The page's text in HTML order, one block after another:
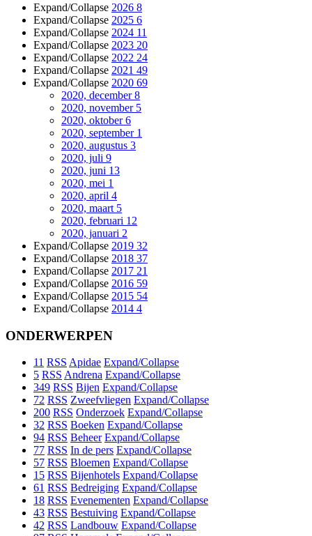
Expand/Collapse 2026 8
Expand/Collapse 2025 6
Expand/Collapse 2024 11
Expand/Collapse 2023 20
Expand/Collapse 2022 24
Expand/Collapse 2021 49
Expand/Collapse 2020 69
2020, december8
2020, november 5
2020, oktober6
2020, september 1
2020, augustus 3
2020, juli 9
2020, juni 13
2020, mei 1
2020, april 4
2020, maart 5
2020, februari 12
2020, januari 2
Expand/Collapse 2019 32
Expand/Collapse 2018 37
Expand/Collapse 2017 21
Expand/Collapse 2016 59
Expand/Collapse 2015 54
Expand/Collapse 2014 4
ONDERWERPEN
11 RSS Apidae Expand/Collapse
5 RSS Andrena Expand/Collapse
349 RSS Bijen Expand/Collapse
72 RSS Zweefvliegen Expand/Collapse
200 RSS Onderzoek Expand/Collapse
32 RSS Boeken Expand/Collapse
94 RSS Beheer Expand/Collapse
77 RSS In de pers Expand/Collapse
57 RSS Bloemen Expand/Collapse
15 RSS Bijenhotels Expand/Collapse
61 RSS Bedreiging Expand/Collapse
18 RSS Evenementen Expand/Collapse
43 RSS Bestuiving Expand/Collapse
42 RSS Landbouw Expand/Collapse